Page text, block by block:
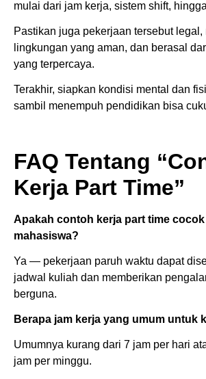
mulai dari jam kerja, sistem shift,
Pastikan juga pekerjaan tersebut legal,
lingkungan yang aman, dan berasal
yang terpercaya.
Terakhir, siapkan kondisi mental dan
sambil menempuh pendidikan bisa
FAQ Tentang
Kerja Part Time”
Apakah contoh kerja part time
mahasiswa?
Ya — pekerjaan paruh waktu dapat
jadwal kuliah dan memberikan
berguna.
Berapa jam kerja yang umum untuk
Umumnya kurang dari 7 jam per hari
jam per minggu.